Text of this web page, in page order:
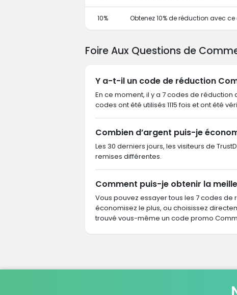
10% Obtenez 10% de réduction avec
Foire Aux Questions de
Y a-t-il un code de réduction
En ce moment, il y a 7 codes de
codes ont été utilisés 1115 fois et ont été
Combien d’argent puis-je
Les 30 derniers jours, les visiteurs de
remises différentes.
Comment puis-je obtenir la
Vous pouvez essayer tous les 7 codes
économisez le plus, ou choisissez
trouvé vous-même un code promo